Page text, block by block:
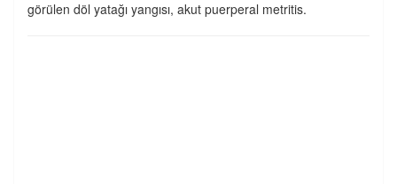
görülen döl yatağı yangısı, akut puerperal metritis.